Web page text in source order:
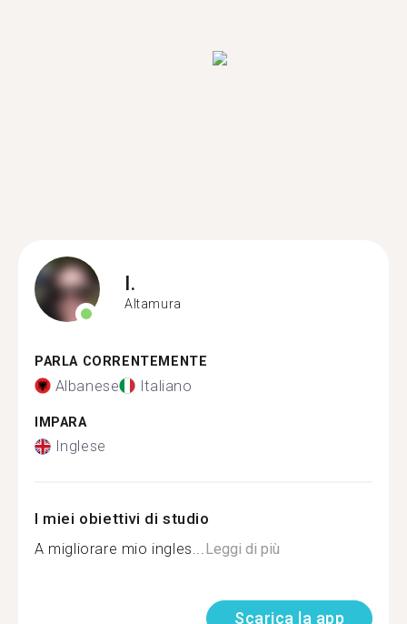
I.
Altamura
PARLA CORRENTEMENTE
Albanese Italiano
IMPARA
Inglese
I miei obiettivi di studio
A migliorare mio ingles...Leggi di più
Scarica la app